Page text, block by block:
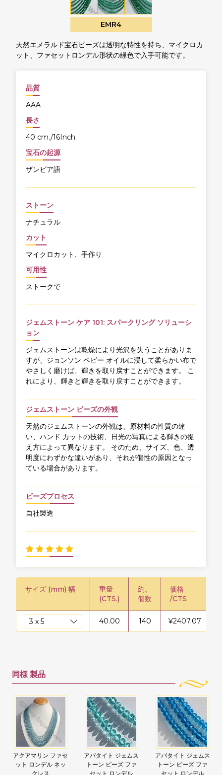
EMR4
天然エメラルド宝石ビーズは透明な特性を持ち、マイクロカ
ット、ファセットロンデル形状の緑色で入手可能です。
品質
AAA
長さ
40 cm./16Inch.
宝石の起源
ザンビア語
ストーン
ナチュラル
カット
マイクロカット、手作り
可用性
ストークで
ジェムストーン ケア 101: スパークリング ソリューシ
ョン
ジェムストーンは乾燥により光沢を失うことがありま
すが、ジョンソン ベビー オイルに浸して柔らかい布で
やさしく磨けば、輝きを取り戻すことができます。 こ
れにより、輝きと輝きを取り戻すことができます。
ジェムストーン ビーズの外観
天然のジェムストーンの外観は、原材料の性質の違
い、ハンド カットの技術、日光の写真による輝きの捉
え方によって異なります。 そのため、サイズ、色、透
明度にわずかな違いがあり、それが個性の原因となっ
ている場合があります。
ビーズプロセス
自社製造
サイズ (mm) 幅
重量
(CTS.)
約。
個数
価格
/CTS
40.00 140 ¥2407.07
同様 製品
アクアマリン ファセ
ット ロンデル ネッ
クレス
アパタイト ジェムス
トーン ビーズ ファ
セット ロンデル
アパタイト ジェムス
トーン ビーズ ファ
セット ロンデル